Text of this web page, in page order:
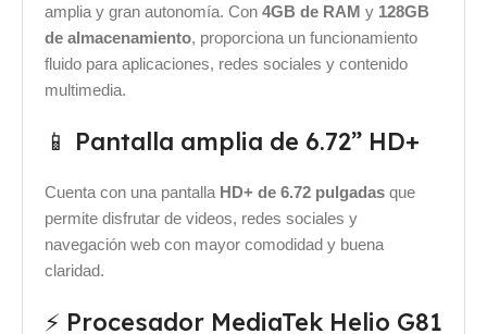
amplia y gran autonomía. Con 4GB de RAM y 128GB
de almacenamiento, proporciona un funcionamiento
fluido para aplicaciones, redes sociales y contenido
multimedia.
📱 Pantalla amplia de 6.72” HD+
Cuenta con una pantalla HD+ de 6.72 pulgadas que
permite disfrutar de videos, redes sociales y
navegación web con mayor comodidad y buena
claridad.
⚡ Procesador MediaTek Helio G81